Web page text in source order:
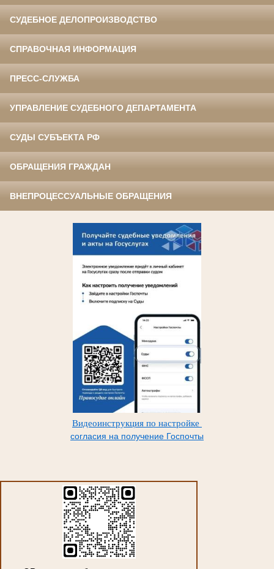
СУДЕБНОЕ ДЕЛОПРОИЗВОДСТВО
СПРАВОЧНАЯ ИНФОРМАЦИЯ
ПРЕСС-СЛУЖБА
УПРАВЛЕНИЕ СУДЕБНОГО ДЕПАРТАМЕНТА
СУДЫ СУБЪЕКТА РФ
ОБРАЩЕНИЯ ГРАЖДАН
ВНЕПРОЦЕССУАЛЬНЫЕ ОБРАЩЕНИЯ
Видеоинструкция по настройке
согласия на получение Госпочты